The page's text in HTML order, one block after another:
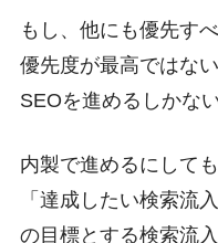
もし、他にも優先す
優先度が最高ではな
SEOを進めるしかな
内製で進めるにして
「達成したい検索流
の目標とする検索流